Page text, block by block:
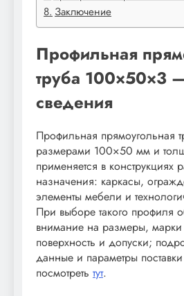
Заключение
Профильная
труба 100×50×3
сведения
Профильная прямоугольная
размерами 100×50 мм и
применяется в конструкциях
назначения: каркасы,
элементы мебели и
При выборе такого профиля
внимание на размеры, марки
поверхность и допуски;
данные и параметры
посмотреть тут.